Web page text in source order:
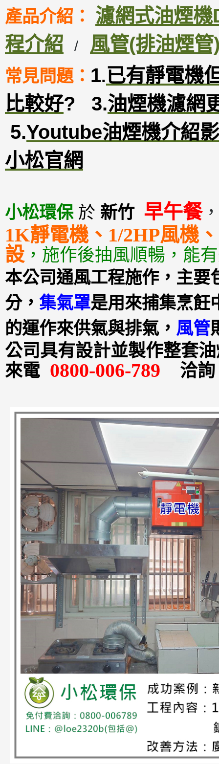
產品介紹： 濾網式油煙
程介紹
/ 風管(排油煙管
常見問題： 1.已有靜電機
比較好? 3.油煙機濾網
5.Youtube油煙機介紹
小松官網
小松環保 於 新竹 早午餐
1K靜電機、1/2HP風機
設 ， 施作後抽風順暢，能
本公司通風工程施作，主要
分， 集氣罩是用來捕集烹飪
的運作來供氣與排氣， 風管
公司具有設計並製作整套
來電 0800-006-789 洽